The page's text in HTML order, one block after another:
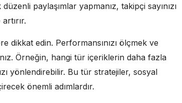
paylaşımlar yapmanız, takipçi sayınızı
dikkat edin. Performansınızı ölçmek ve
Örneğin, hangi tür içeriklerin daha fazla
yönlendirebilir. Bu tür stratejiler, sosyal
önemli adımlardır.